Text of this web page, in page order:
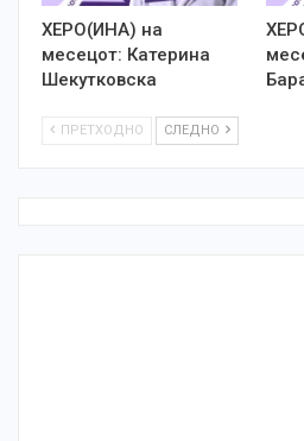
ХЕРО(ИНА) на
месецот: Катерина
Шекутковска
ПРЕТХОДНО СЛЕДНО